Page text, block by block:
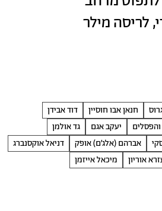
לריסה מילר
חנאן אבו חוסיין
דוד אבידן
יעקב אגם
גד אולמן
אברהם (אלג׳ם) אופק
דניאל אוקסנברג
אוריון מיכאל אייזמן